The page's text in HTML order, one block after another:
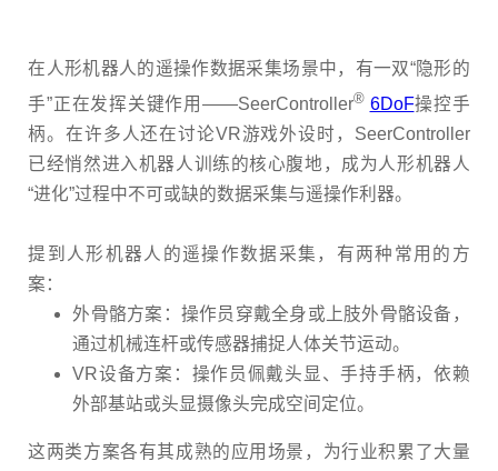
在人形机器人的遥操作数据采集场景中，有一双“隐形的
手”正在发挥关键作用 ——SeerController® 6DoF操控手
柄。在许多人还在讨论VR游戏外设时， SeerController
已经悄然进入机器人训练的核心腹地，成为人形机器人
“进化”过程中不可或缺的数据采集与遥操作利器。
提到人形机器人的遥操作数据采集，有两种常用的方
案：
外骨骼方案：操作员穿戴全身或上肢外骨骼设备，
通过机械连杆或传感器捕捉人体关节运动。
VR设备方案：操作员佩戴头显、手持手柄，依赖
外部基站或头显摄像头完成空间定位。
这两类方案各有其成熟的应用场景，为行业积累了大量